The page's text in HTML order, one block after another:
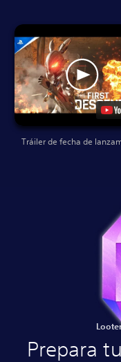
Tráiler de fecha de
Prepara